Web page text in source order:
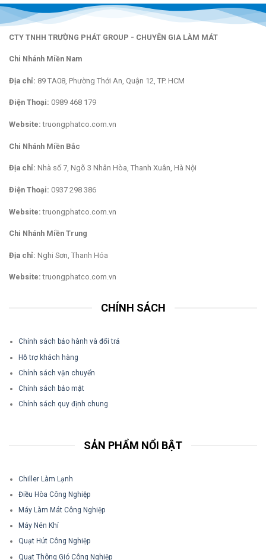
CTY TNHH TRƯỜNG PHÁT GROUP - CHUYÊN GIA LÀM MÁT
Chi Nhánh Miền Nam
Địa chỉ: 89 TA08, Phường Thới An, Quận 12, TP. HCM
Điện Thoại: 0989 468 179
Website: truongphatco.com.vn
Chi Nhánh Miền Bắc
Địa chỉ: Nhà số 7, Ngõ 3 Nhân Hòa, Thanh Xuân, Hà Nội
Điện Thoại: 0937 298 386
Website: truongphatco.com.vn
Chi Nhánh Miền Trung
Địa chỉ: Nghi Sơn, Thanh Hóa
Website: truongphatco.com.vn
CHÍNH SÁCH
Chính sách bảo hành và đổi trả
Hỗ trợ khách hàng
Chính sách vận chuyển
Chính sách bảo mật
Chính sách quy định chung
SẢN PHẨM NỔI BẬT
Chiller Làm Lạnh
Điều Hòa Công Nghiệp
Máy Làm Mát Công Nghiệp
Máy Nén Khí
Quạt Hút Công Nghiệp
Quạt Thông Gió Công Nghiệp